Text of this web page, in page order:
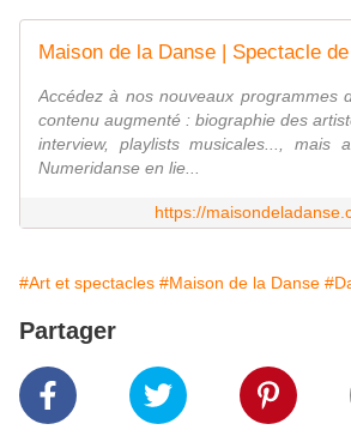
Accédez à nos nouveaux programmes
contenu augmenté : biographie des
interview, playlists musicales..., mais
Numeridanse en lie...
https://
#Art et spectacles #Maison de la Danse
Partager